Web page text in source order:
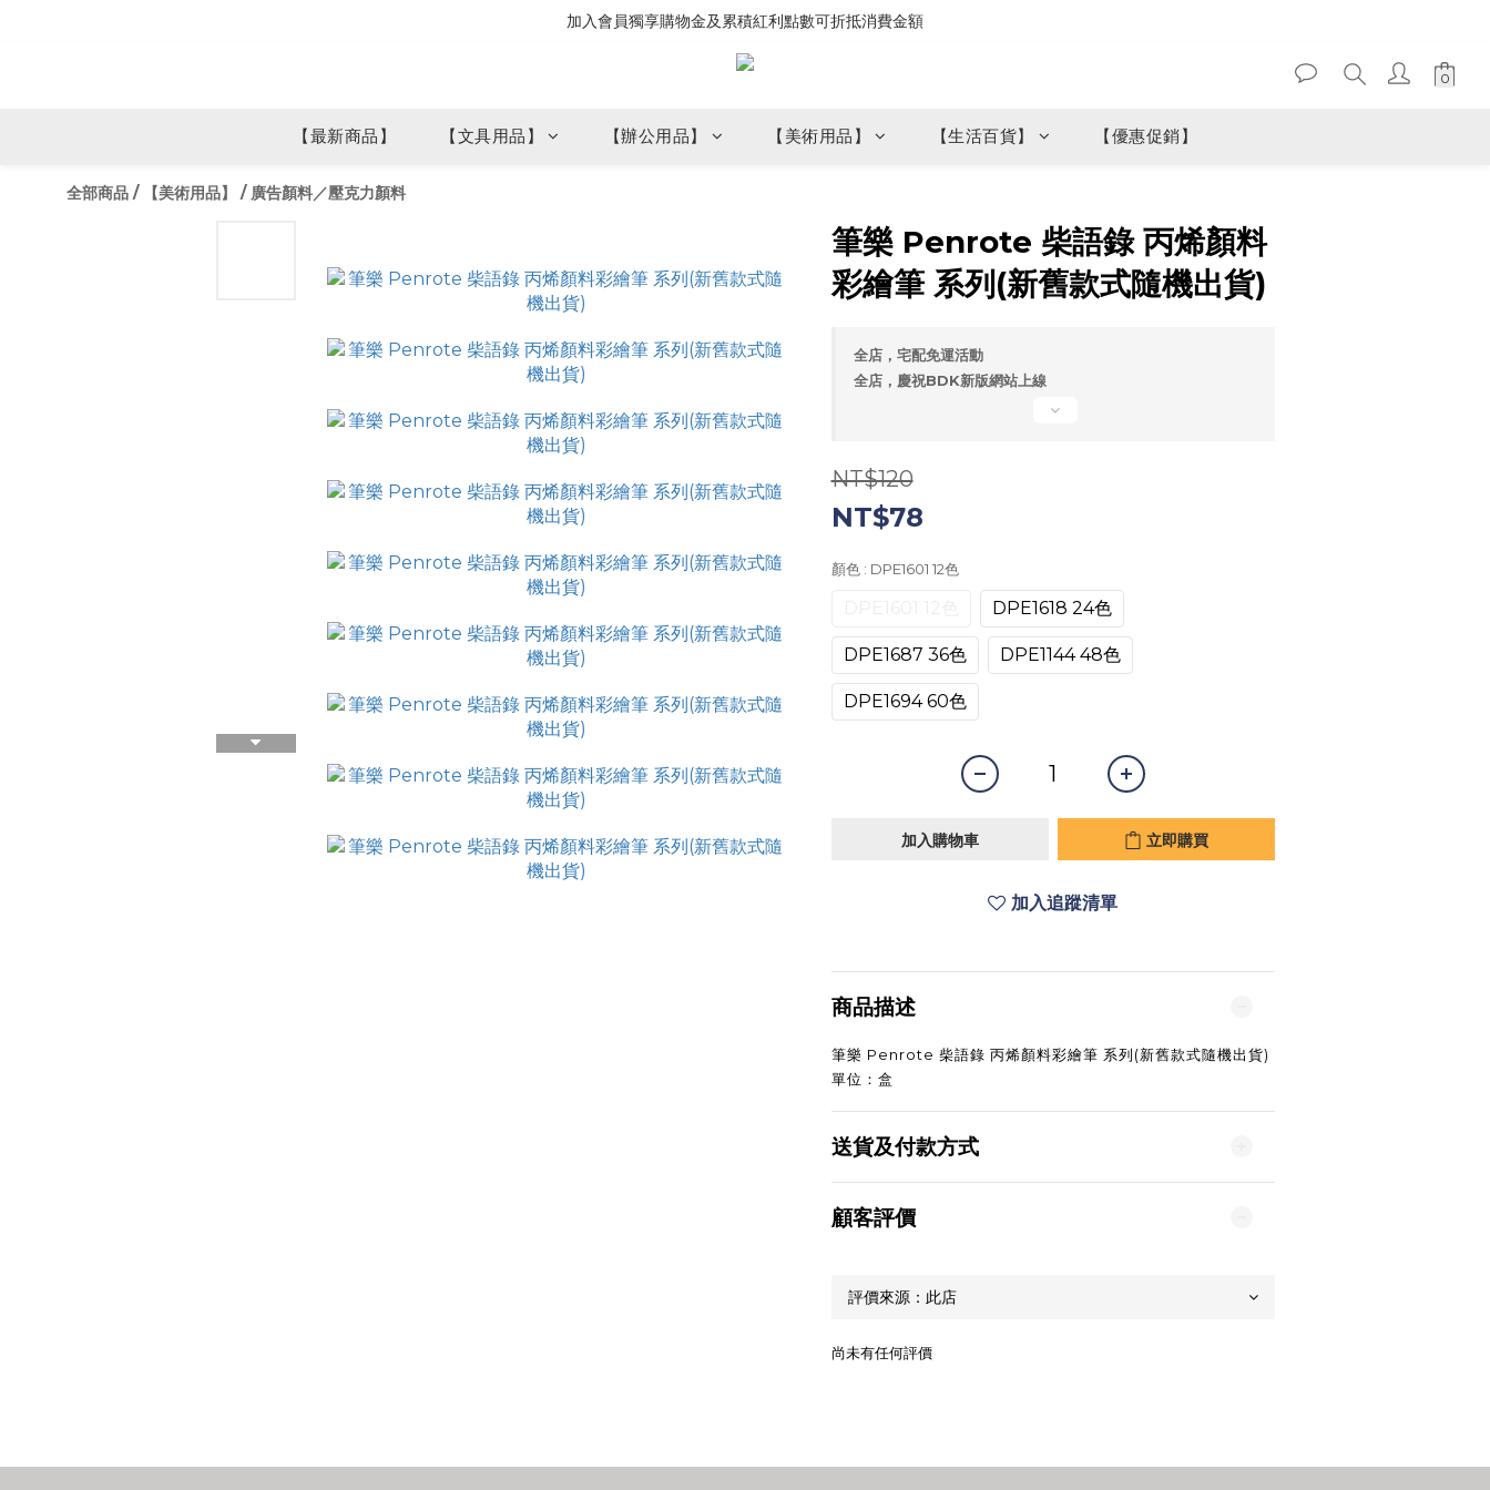
加入會員獨享購物金及累積紅利點數可折抵消費金額
【最新商品】 【文具用品】 【辦公用品】 【美術用品】 【生活百貨】 【優惠促銷】
全部商品 / 【美術用品】 / 廣告顏料／壓克力顏料
筆樂 Penrote 柴語錄 丙烯顏料
彩繪筆 系列(新舊款式隨機出貨)
全店，宅配免運活動
全店，慶祝BDK新版網站上線
NT$120
NT$78
顏色 : DPE1601 12色
DPE1618 24色
DPE1687 36色 DPE1144 48色
DPE1694 60色
加入購物車 立即購買
加入追蹤清單
商品描述
筆樂 Penrote 柴語錄 丙烯顏料彩繪筆 系列(新舊款式隨機出貨)
單位：盒
送貨及付款方式
顧客評價
尚未有任何評價